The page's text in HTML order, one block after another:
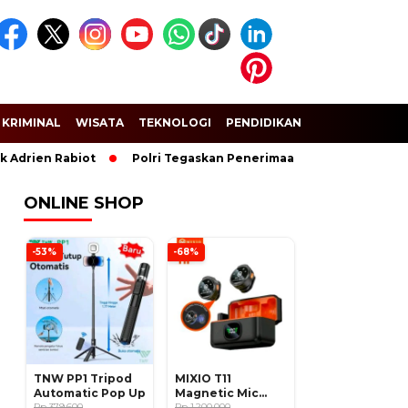
KRIMINAL WISATA TEKNOLOGI PENDIDIKAN
Rabiot Polri Tegaskan Penerimaan Anggota dan
ONLINE SHOP
-53%
TNW PP1 Tripod
Automatic Pop Up
-68%
MIXIO T11
Magnetic Mic